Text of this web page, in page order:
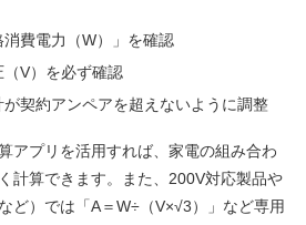
費電力（W）」を確認
V）を必ず確認
が契約アンペアを超えないように調整
アプリを活用すれば、家電の組み合わ
計算できます。また、200V対応製品や
ど）では「A＝W÷（V×√3）」など専用